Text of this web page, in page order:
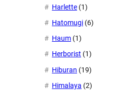
Harlette (1)
Hatomugi (6)
Haum (1)
Herborist (1)
Hiburan (19)
Himalaya (2)